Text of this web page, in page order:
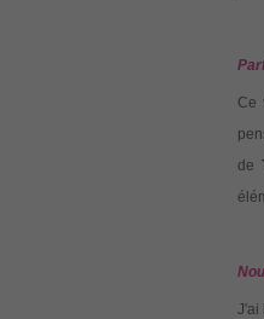
Ce
de
J'ai